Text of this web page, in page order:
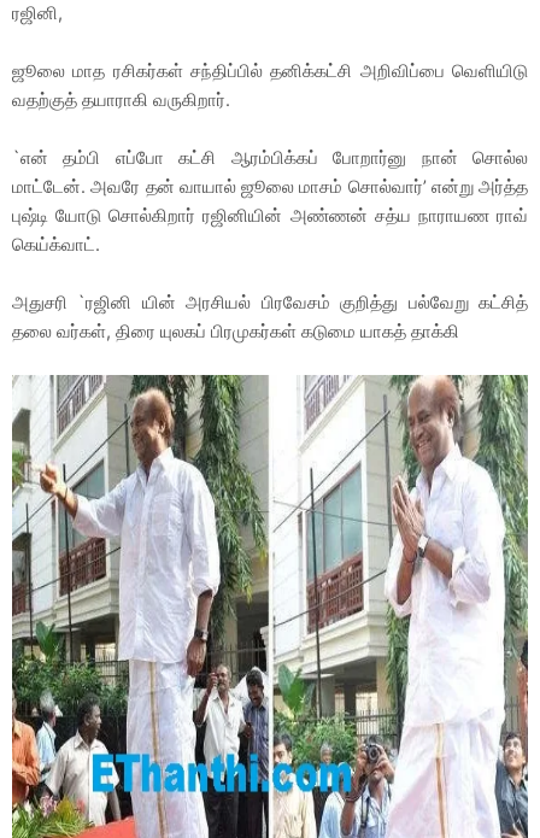
ரஜினி,
ஜூலை மாத ரசிகர்கள் சந்திப்பில் தனிக்கட்சி அறிவிப்பை வெளியிடு
வதற்குத் தயாராகி வருகிறார்.
`என் தம்பி எப்போ கட்சி ஆரம்பிக்கப் போறார்னு நான் சொல்ல
மாட்டேன். அவரே தன் வாயால் ஜூலை மாசம் சொல்வார்’ என்று அர்த்த
புஷ்டி யோடு சொல்கிறார் ரஜினியின் அண்ணன் சத்ய நாராயண ராவ்
கெய்க்வாட்.
அதுசரி `ரஜினி யின் அரசியல் பிரவேசம் குறித்து பல்வேறு கட்சித்
தலை வர்கள், திரை யுலகப் பிரமுகர்கள் கடுமை யாகத் தாக்கி